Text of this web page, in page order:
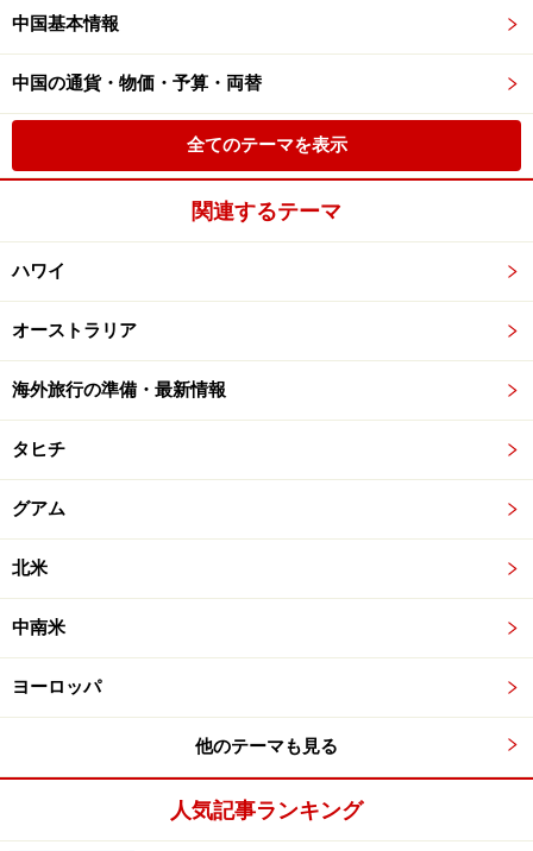
中国基本情報
中国の通貨・物価・予算・両替
全てのテーマを表示
関連するテーマ
ハワイ
オーストラリア
海外旅行の準備・最新情報
タヒチ
グアム
北米
中南米
ヨーロッパ
他のテーマも見る
人気記事ランキング